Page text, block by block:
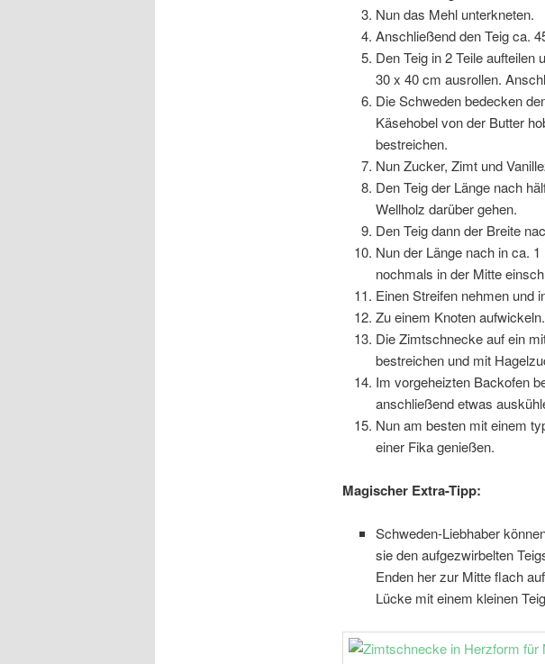
Nun das Mehl unterkneten.
Anschließend den Teig ca.
Den Teig in 2 Teile
30 x 40 cm ausrollen.
Die Schweden bedecken
Käsehobel von der Butter
bestreichen.
Nun Zucker, Zimt und
Den Teig der Länge nach
Wellholz darüber gehen.
Den Teig dann der Breite
Nun der Länge nach in ca.
nochmals in der Mitte
Einen Streifen nehmen und
Zu einem Knoten aufwickeln.
Die Zimtschnecke auf ein
bestreichen und mit
Im vorgeheizten Backofen
anschließend etwas
Nun am besten mit einem
einer Fika genießen.
Magischer Extra-Tipp:
Schweden-Liebhaber
sie den aufgezwirbelten
Enden her zur Mitte flach
Lücke mit einem kleinen